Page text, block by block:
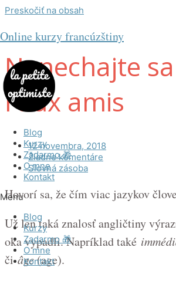
Preskočiť na obsah
Online kurzy francúzštiny
Blog
Kurzy
Zadarmo 🎁
O mne
Kontakt
Menu
Blog
Kurzy
Zadarmo 🎁
O mne
Kontakt
Nenechajte
Faux amis
12 novembra, 2018
Žiadne komentáre
Slovná zásoba
Hovorí sa, že čím viac jazykov
Už len taká znalosť angličtiny
oka vypadli. Napríklad také
čiâge(age).